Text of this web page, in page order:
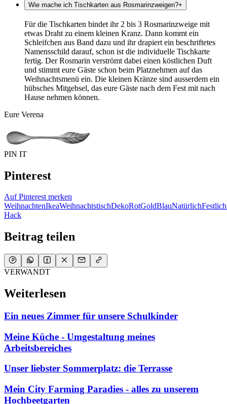
Wie mache ich Tischkarten aus Rosmarinzweigen?+
Für die Tischkarten bindet ihr 2 bis 3 Rosmarinzweige mit
etwas Draht zu einem kleinen Kranz. Dann kommt ein
Schleifchen aus Band dazu und ihr drapiert ein beschriftetes
Namensschild darauf, schon ist die individuelle Tischkarte
fertig. Der Rosmarin verströmt dabei einen köstlichen Duft
und stimmt eure Gäste schon beim Platznehmen auf das
Weihnachtsmenü ein. Die kleinen Kränze sind ausserdem ein
hübsches Mitgebsel, das eure Gäste nach dem Fest mit nach
Hause nehmen können.
Eure Verena
PIN IT
Pinterest
Auf Pinterest merken
WeihnachtenIkeaWeihnachtstischDekoRotGoldBlauNatürlichFestlich
Hack
Beitrag teilen
VERWANDT
Weiterlesen
Ein neues Zimmer für unsere Schulkinder
Meine Küche - Umgestaltung meines
Arbeitsbereiches
Unser liebster Sommerplatz: die Terrasse
Mein City Farming Paradies - alles zu unserem
Hochbeetgarten